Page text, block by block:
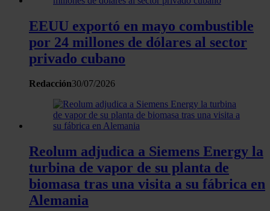
sociales y analizar el tráfico. Además, compartimos
información sobre el uso que haga del sitio web con
nuestros partners de redes sociales, publicidad y análisis
web, quienes pueden combinarla con otra información
que les haya proporcionado o que hayan recopilado a
partir del uso que haya hecho de sus servicios.
EEUU exportó en mayo combustible
por 24 millones de dólares al sector
privado cubano
Redacción30/07/2026
Reolum adjudica a Siemens Energy la
turbina de vapor de su planta de
biomasa tras una visita a su fábrica en
Alemania